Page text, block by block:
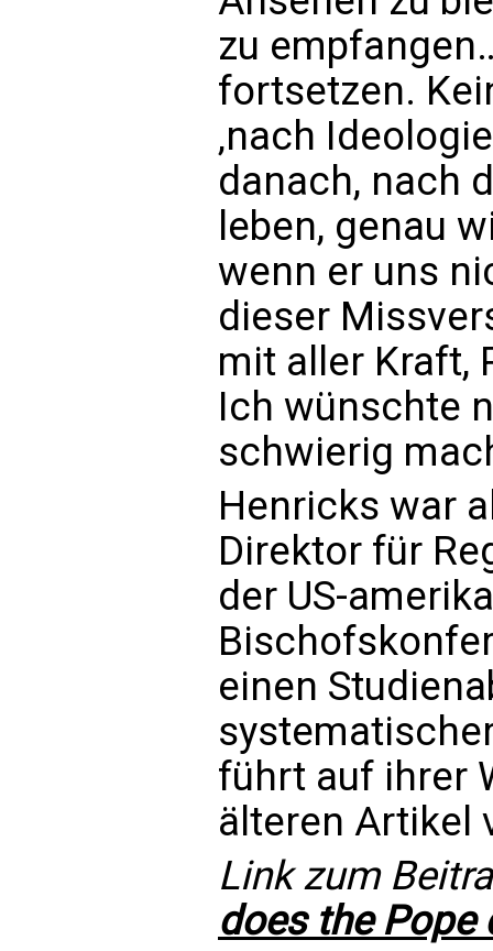
zu
fortsetzen.
‚nach
danach, nach
leben, genau
wenn er uns
dieser
mit aller Kraft,
Ich wünschte
schwierig
Henricks war
Direktor für
der US-
einen
führt auf ihrer
älteren Artikel
Link zum
does the Pope